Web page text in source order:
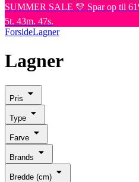
SUMMER SALE 💛 Spar op til
5t. 43m. 47s.
ForsideLagner
Lagner
Pris
Type
Farve
Brands
Bredde (cm)